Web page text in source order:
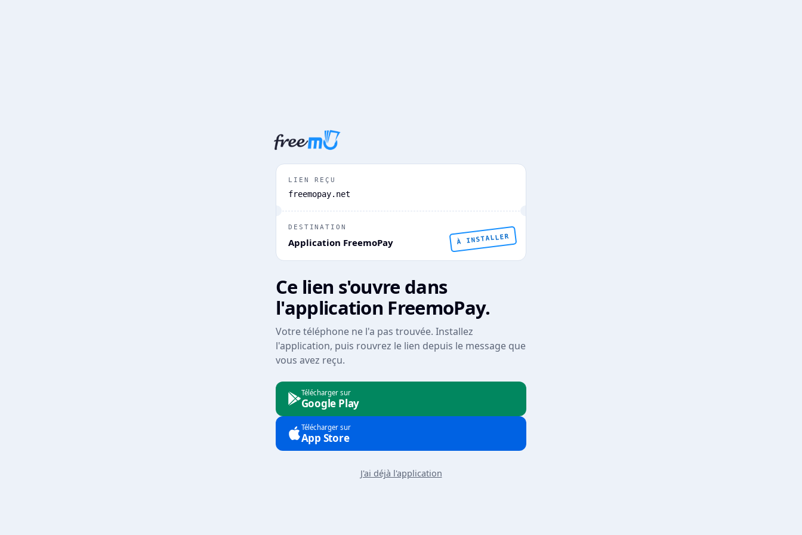
LIEN REÇU
freemopay.net
DESTINATION
Application FreemoPay À INSTALLER
Ce lien s'ouvre dans
l'application FreemoPay.
Votre téléphone ne l'a pas trouvée. Installez
l'application, puis rouvrez le lien depuis le message que
vous avez reçu.
Télécharger sur
Google Play
Télécharger sur
App Store
J'ai déjà l'application